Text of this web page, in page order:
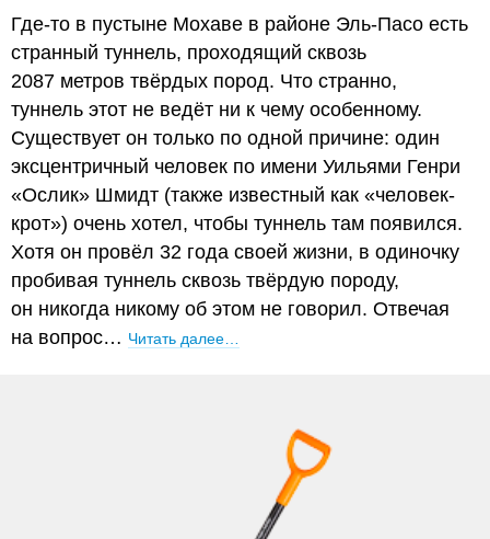
Где-то в пустыне Мохаве в районе Эль-Пасо есть
странный туннель, проходящий сквозь
2087 метров твёрдых пород. Что странно,
туннель этот не ведёт ни к чему особенному.
Существует он только по одной причине: один
эксцентричный человек по имени Уильями Генри
«Ослик» Шмидт (также известный как «человек-
крот») очень хотел, чтобы туннель там появился.
Хотя он провёл 32 года своей жизни, в одиночку
пробивая туннель сквозь твёрдую породу,
он никогда никому об этом не говорил. Отвечая
на вопрос… Читать далее…